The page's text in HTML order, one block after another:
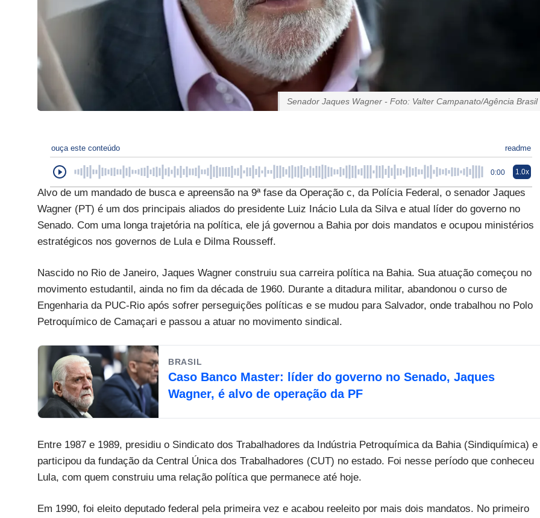
Senador Jaques Wagner - Foto: Valter Campanato/Agência Brasil
ouça este conteúdo readme
0:00 1.0x
Alvo de um mandado de busca e apreensão na 9ª fase da Operação c, da Polícia Federal, o senador Jaques
Wagner (PT) é um dos principais aliados do presidente Luiz Inácio Lula da Silva e atual líder do governo no
Senado. Com uma longa trajetória na política, ele já governou a Bahia por dois mandatos e ocupou ministérios
estratégicos nos governos de Lula e Dilma Rousseff.
Nascido no Rio de Janeiro, Jaques Wagner construiu sua carreira política na Bahia. Sua atuação começou no
movimento estudantil, ainda no fim da década de 1960. Durante a ditadura militar, abandonou o curso de
Engenharia da PUC-Rio após sofrer perseguições políticas e se mudou para Salvador, onde trabalhou no Polo
Petroquímico de Camaçari e passou a atuar no movimento sindical.
BRASIL
Caso Banco Master: líder do governo no Senado, Jaques
Wagner, é alvo de operação da PF
Entre 1987 e 1989, presidiu o Sindicato dos Trabalhadores da Indústria Petroquímica da Bahia (Sindiquímica) e
participou da fundação da Central Única dos Trabalhadores (CUT) no estado. Foi nesse período que conheceu
Lula, com quem construiu uma relação política que permanece até hoje.
Em 1990, foi eleito deputado federal pela primeira vez e acabou reeleito por mais dois mandatos. No primeiro